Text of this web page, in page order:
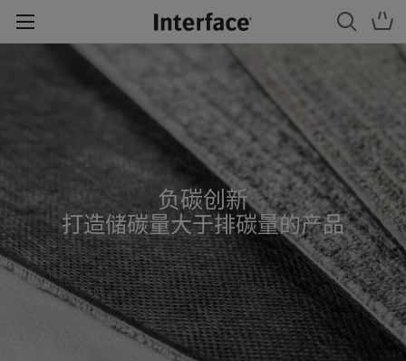
负碳创新
打造储碳量大于排碳量的产品